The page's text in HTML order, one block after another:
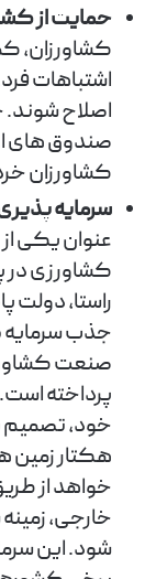
حمایت از
کشاورزان،
اشتباهات
اصلاح شوند.
صندوق های
کشاورزان
سرمایه
عنوان یکی
کشاورزی در
راستا، دولت
جذب سرمایه
صنعت
پرداخته
هکتار زمین
خارجی،
شود. این